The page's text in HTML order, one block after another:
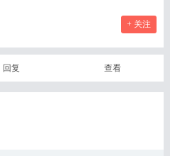
+ 关注
回复 查看